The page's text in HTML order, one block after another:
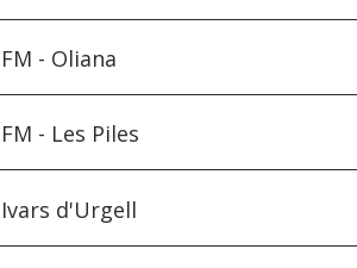
FM - Oliana
FM - Les Piles
Ivars d'Urgell